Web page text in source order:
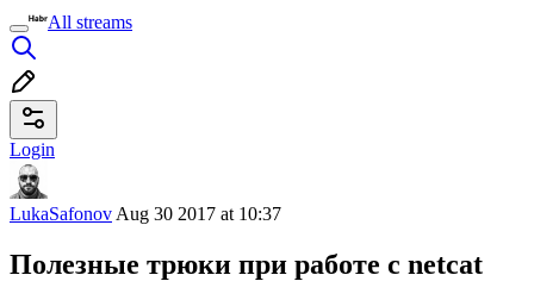
All streams
Login
LukaSafonov Aug 30 2017 at 10:37
Полезные трюки при работе с netcat